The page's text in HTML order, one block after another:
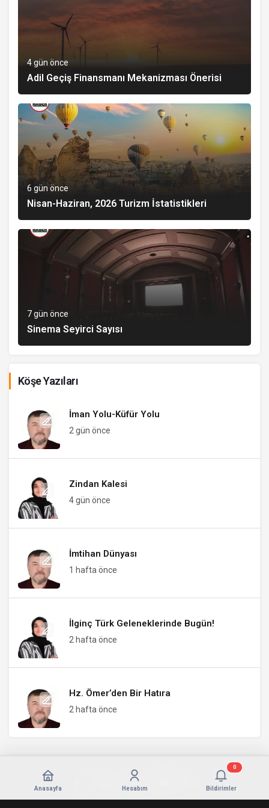
4 gün önce
Adil Geçiş Finansmanı Mekanizması Önerisi
6 gün önce
Nisan-Haziran, 2026 Turizm İstatistikleri
7 gün önce
Sinema Seyirci Sayısı
Köşe Yazıları
İman Yolu-Küfür Yolu
2 gün önce
Zindan Kalesi
4 gün önce
İmtihan Dünyası
1 hafta önce
İlginç Türk Geleneklerinde Bugün!
2 hafta önce
Hz. Ömer’den Bir Hatıra
2 hafta önce
Anasayfa Hesabım Bildirimler
0